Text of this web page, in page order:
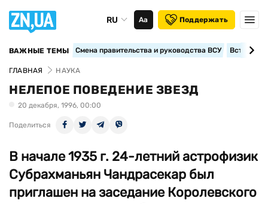
RU Аа Поддержать
ВАЖНЫЕ ТЕМЫ Смена правительства и руководства ВСУ
ГЛАВНАЯ НАУКА
НЕЛЕПОЕ ПОВЕДЕНИЕ ЗВЕЗД
20 декабря, 1996, 00:00
Поделиться
В начале 1935 г. 24-летний астрофизик
Субрахманьян Чандрасекар был
приглашен на заседание Королевского